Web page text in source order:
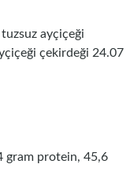
ayçiçeği
çekirdeği 24.07
gram protein, 45,6